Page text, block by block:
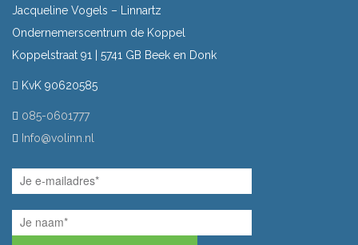
Jacqueline Vogels – Linnartz
Ondernemerscentrum de Koppel
Koppelstraat 91 | 5741 GB Beek en Donk
KvK 90620585
085-0601777
Info@volinn.nl